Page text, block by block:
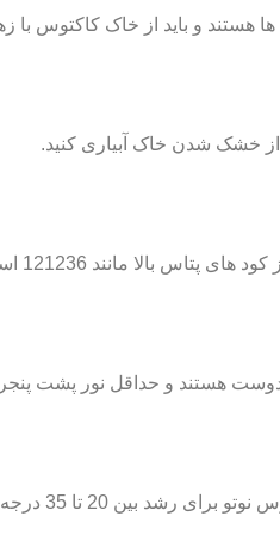
هستند و باید از خاک کاکتوس با
از خشک شدن خاک آبیاری کنید.
بالا مانند 121236 استفاده میشود.
هستند و حداقل نور پشت پنجره
رشد بین 20 تا 35 درجه است.